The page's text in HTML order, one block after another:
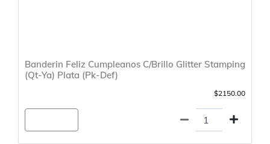
Banderin Feliz Cumpleanos C/Brillo Glitter Stamping
(Qt-Ya) Plata (Pk-Def)
$2150.00